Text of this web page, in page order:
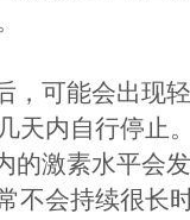
，可能会出现
天内自行停止
的激素水平会
不会持续很长